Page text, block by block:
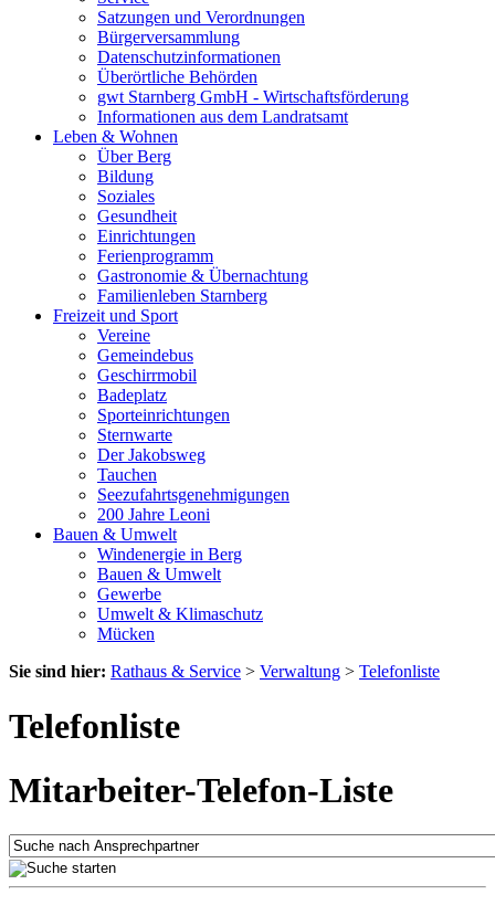
Satzungen und Verordnungen
Bürgerversammlung
Datenschutzinformationen
Überörtliche Behörden
gwt Starnberg GmbH - Wirtschaftsförderung
Informationen aus dem Landratsamt
Leben & Wohnen
Über Berg
Bildung
Soziales
Gesundheit
Einrichtungen
Ferienprogramm
Gastronomie & Übernachtung
Familienleben Starnberg
Freizeit und Sport
Vereine
Gemeindebus
Geschirrmobil
Badeplatz
Sporteinrichtungen
Sternwarte
Der Jakobsweg
Tauchen
Seezufahrtsgenehmigungen
200 Jahre Leoni
Bauen & Umwelt
Windenergie in Berg
Bauen & Umwelt
Gewerbe
Umwelt & Klimaschutz
Mücken
Sie sind hier: Rathaus & Service > Verwaltung > Telefonliste
Telefonliste
Mitarbeiter-Telefon-Liste